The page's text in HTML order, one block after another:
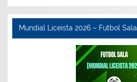
Mundial Liceista 2026 – Futbol Sala